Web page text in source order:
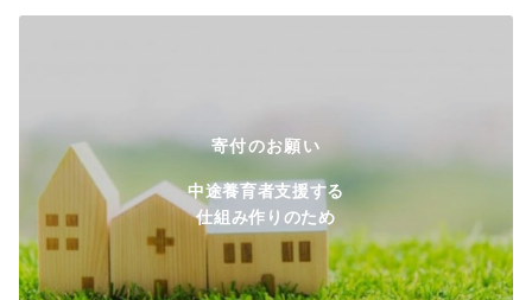
寄付のお願い
中途養育者支援する
仕組み作りのため